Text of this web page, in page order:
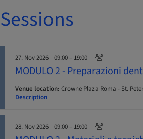
Sessions
27. Nov 2026 | 09:00 – 19:00
MODULO 2 - Preparazioni
Venue location: Crowne Plaza Roma - St.
Description
28. Nov 2026 | 09:00 – 19:00